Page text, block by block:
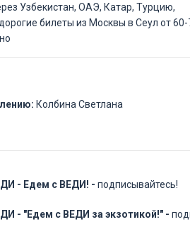
Узбекистан, ОАЭ, Катар, Турцию,
билеты из Москвы в Сеул от 60-
Колбина Светлана
- Едем с ВЕДИ! - подписывайтесь!
- "Едем с ВЕДИ за экзотикой!" -